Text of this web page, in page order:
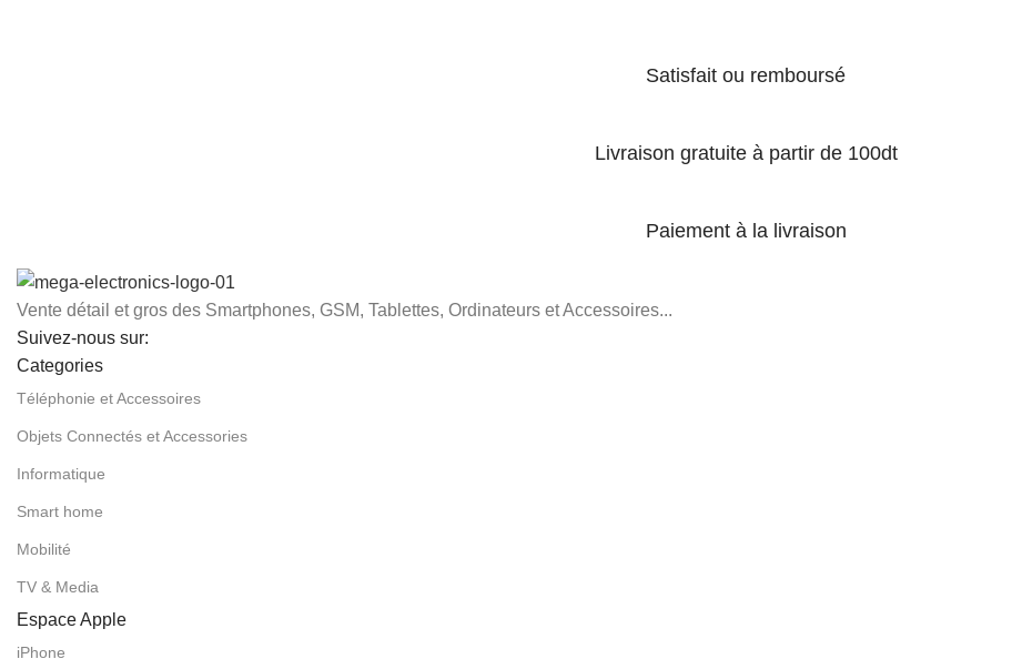
Satisfait ou remboursé
Livraison gratuite à partir de 100dt
Paiement à la livraison
Vente détail et gros des Smartphones, GSM, Tablettes, Ordinateurs et Accessoires...
Suivez-nous sur:
Categories
Téléphonie et Accessoires
Objets Connectés et Accessories
Informatique
Smart home
Mobilité
TV & Media
Espace Apple
iPhone